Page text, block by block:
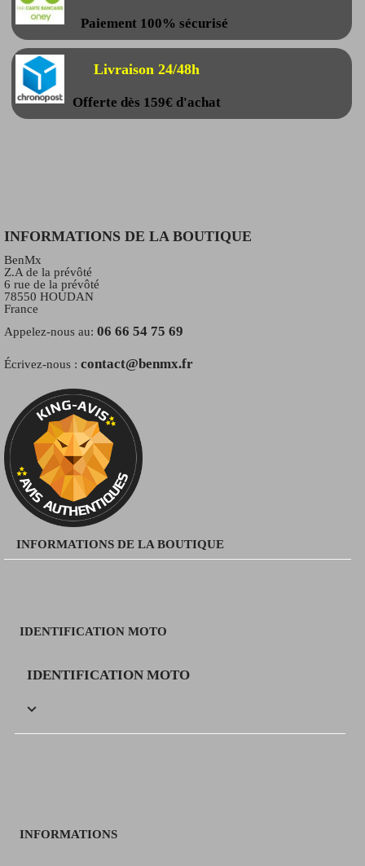
Paiement 100% sécurisé
Livraison 24/48h
Offerte dès 159€ d'achat
INFORMATIONS DE LA BOUTIQUE
BenMx
Z.A de la prévôté
6 rue de la prévôté
78550 HOUDAN
France
Appelez-nous au: 06 66 54 75 69
Écrivez-nous : contact@benmx.fr
INFORMATIONS DE LA BOUTIQUE
IDENTIFICATION MOTO
IDENTIFICATION MOTO

INFORMATIONS